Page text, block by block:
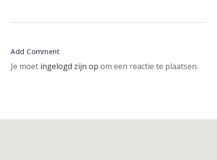
Add Comment
Je moet ingelogd zijn op om een reactie te plaatsen.